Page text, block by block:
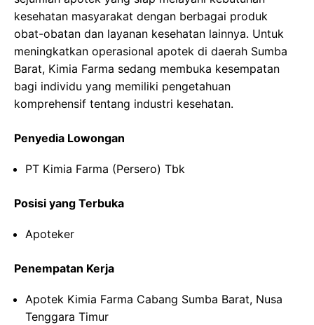
kesehatan masyarakat dengan berbagai produk
obat-obatan dan layanan kesehatan lainnya. Untuk
meningkatkan operasional apotek di daerah Sumba
Barat, Kimia Farma sedang membuka kesempatan
bagi individu yang memiliki pengetahuan
komprehensif tentang industri kesehatan.
Penyedia Lowongan
PT Kimia Farma (Persero) Tbk
Posisi yang Terbuka
Apoteker
Penempatan Kerja
Apotek Kimia Farma Cabang Sumba Barat, Nusa
Tenggara Timur